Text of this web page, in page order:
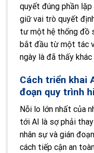
quyết đúng phần
giữ vai trò quyết
tư một hệ thống đồ
bắt đầu từ một tác
ngày là đã thấy
Cách triển khai
đoạn quy trình
Nỗi lo lớn nhất của
tới AI là sợ phải
nhân sự và gián
cách tiếp cận an